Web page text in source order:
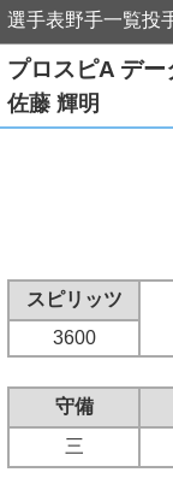
選手表野手一覧投
プロスピA デー
佐藤 輝明
スピリッツ
3600
守備
三